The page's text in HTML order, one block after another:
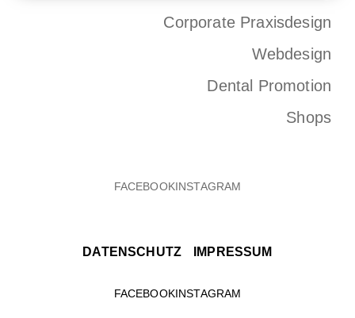
Corporate Praxisdesign
Webdesign
Dental Promotion
Shops
FACEBOOKINSTAGRAM
DATENSCHUTZ IMPRESSUM
FACEBOOKINSTAGRAM